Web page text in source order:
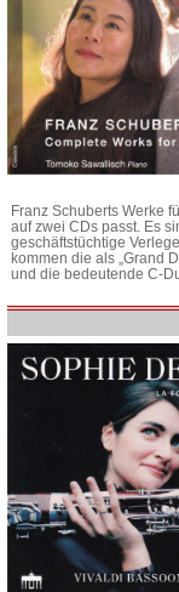
Franz Schuberts Werke
auf zwei CDs passt. Es
geschäftstüchtige
kommen die als „Grand
und die bedeutende C-